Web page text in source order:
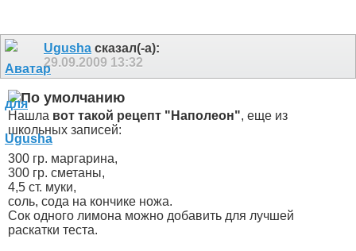
Ugusha сказал(-а):
29.09.2009 13:32
Нашла вот такой рецепт "Наполеон", еще из
школьных записей:
300 гр. маргарина,
300 гр. сметаны,
4,5 ст. муки,
соль, сода на кончике ножа.
Сок одного лимона можно добавить для лучшей
раскатки теста.